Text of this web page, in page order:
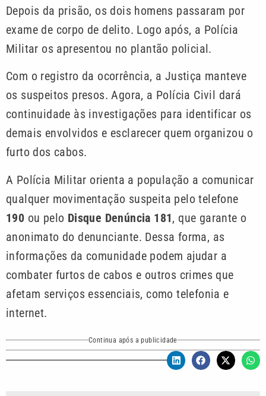
Depois da prisão, os dois homens passaram por
exame de corpo de delito. Logo após, a Polícia
Militar os apresentou no plantão policial.
Com o registro da ocorrência, a Justiça manteve
os suspeitos presos. Agora, a Polícia Civil dará
continuidade às investigações para identificar os
demais envolvidos e esclarecer quem organizou o
furto dos cabos.
A Polícia Militar orienta a população a comunicar
qualquer movimentação suspeita pelo telefone
190 ou pelo Disque Denúncia 181, que garante o
anonimato do denunciante. Dessa forma, as
informações da comunidade podem ajudar a
combater furtos de cabos e outros crimes que
afetam serviços essenciais, como telefonia e
internet.
Continua após a publicidade